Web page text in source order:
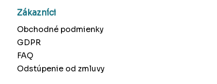
Zákazníci
Obchodné podmienky
GDPR
FAQ
Odstúpenie od zmluvy